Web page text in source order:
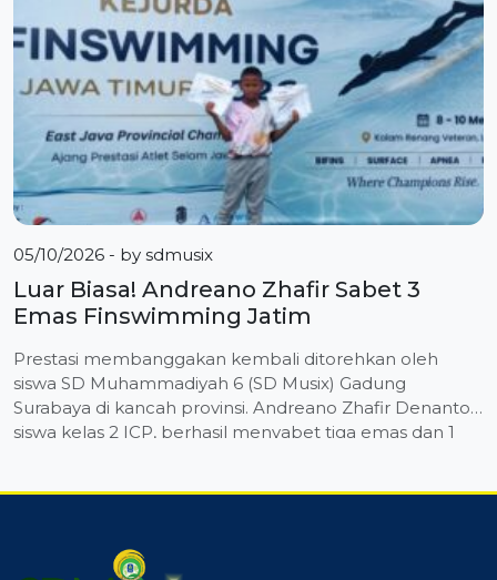
05/10/2026 - by sdmusix
Luar Biasa! Andreano Zhafir Sabet 3
Emas Finswimming Jatim
Prestasi membanggakan kembali ditorehkan oleh
siswa SD Muhammadiyah 6 (SD Musix) Gadung
Surabaya di kancah provinsi. Andreano Zhafir Denanto,
siswa kelas 2 ICP, berhasil menyabet tiga emas dan 1